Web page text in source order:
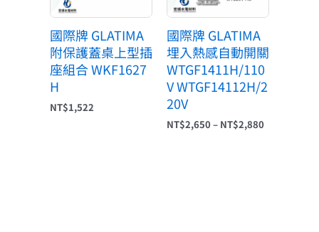
國際牌 GLATIMA
附保護蓋桌上型插
座組合 WKF1627
H
NT$1,522
國際牌 GLATIMA
埋入熱感自動開關
WTGF1411H/110
V WTGF14112H/2
20V
NT$2,650– NT$2,880